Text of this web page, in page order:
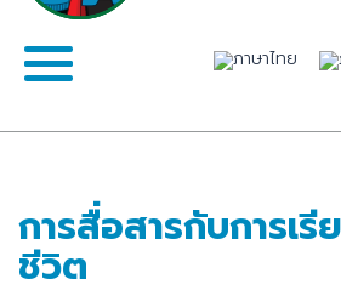
การสื่อสารกับการเ
ชีวิต